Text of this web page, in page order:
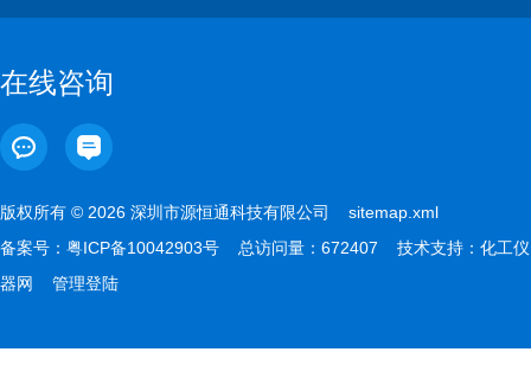
在线咨询
版权所有 © 2026 深圳市源恒通科技有限公司 sitemap.xml
备案号： 粤ICP备10042903号 总访问量：672407 技术支持： 化工仪
器网
管理登陆